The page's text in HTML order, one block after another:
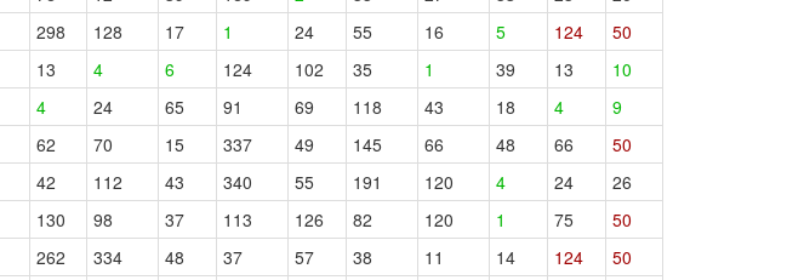
298 128 17 1 24 55 16 5 124
50
13 4 6 124 102 35 1 39 13
10
4 24 65 91 69 118 43 18 4
9
62 70 15 337 49 145 66 48 66
50
42 112 43 340 55 191 120 4 24
26
130 98 37 113 126 82 120 1 75
50
262 334 48 37 57 38 11 14 124
50